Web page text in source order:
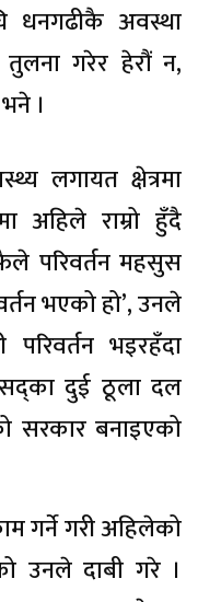
धनगढीकै अवस्था
गरेर हेरौं न,
।
लगायत क्षेत्रमा
अहिले राम्रो हुँदै
परिवर्तन महसुस
भएको हो’, उनले
भइरहँदा
दुई ठूला दल
सरकार बनाइएको
गर्ने गरी अहिलेको
उनले दाबी गरे ।